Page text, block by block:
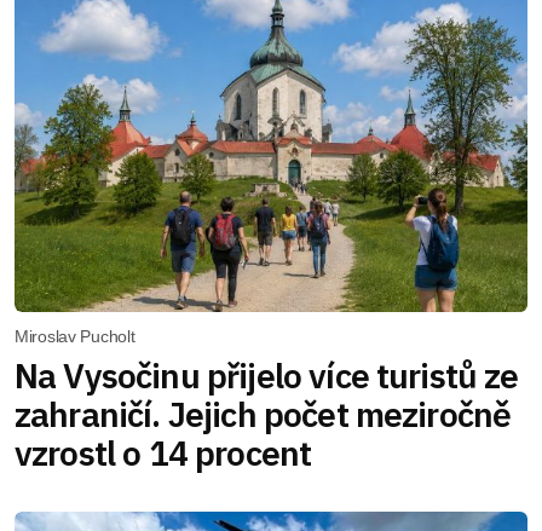
Miroslav Pucholt
Na Vysočinu přijelo více turistů ze
zahraničí. Jejich počet meziročně
vzrostl o 14 procent